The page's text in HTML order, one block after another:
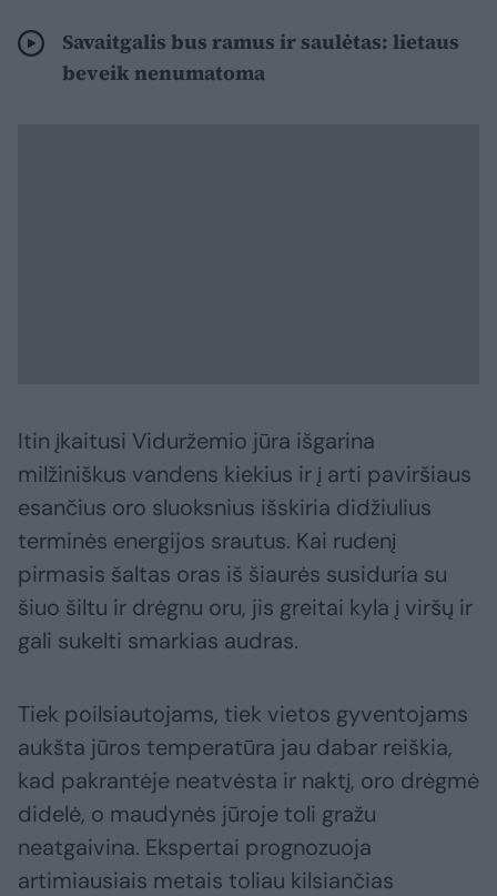
Savaitgalis bus ramus ir saulėtas: lietaus
beveik nenumatoma
Itin įkaitusi Viduržemio jūra išgarina
milžiniškus vandens kiekius ir į arti paviršiaus
esančius oro sluoksnius išskiria didžiulius
terminės energijos srautus. Kai rudenį
pirmasis šaltas oras iš šiaurės susiduria su
šiuo šiltu ir drėgnu oru, jis greitai kyla į viršų ir
gali sukelti smarkias audras.
Tiek poilsiautojams, tiek vietos gyventojams
aukšta jūros temperatūra jau dabar reiškia,
kad pakrantėje neatvėsta ir naktį, oro drėgmė
didelė, o maudynės jūroje toli gražu
neatgaivina. Ekspertai prognozuoja
artimiausiais metais toliau kilsiančias